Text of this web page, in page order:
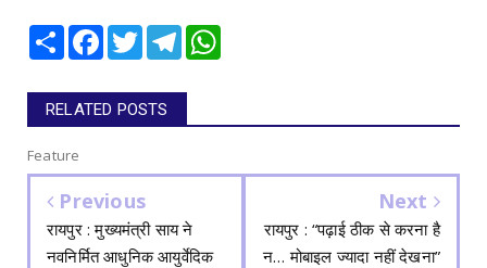
Share Facebook
TwitterTelegram
RELATED POSTS
Feature
Previous
रायपुर : मुख्यमंत्री साय ने
नवनिर्मित आधुनिक आयुर्वेदिक
Next
रायपुर : “पढ़ाई ठीक से करना है
न… मोबाइल ज्यादा नहीं देखना”